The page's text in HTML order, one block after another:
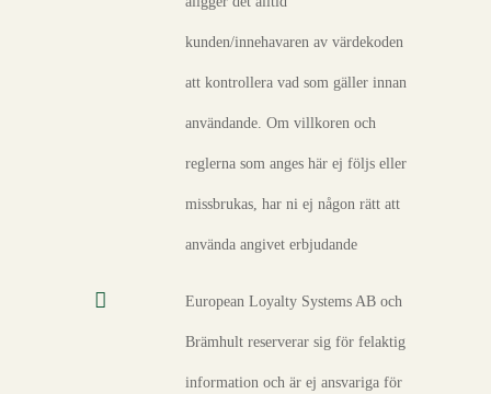
kunden/innehavaren av värdekoden
att kontrollera vad som gäller innan
användande. Om villkoren och
reglerna som anges här ej följs eller
missbrukas, har ni ej någon rätt att
använda angivet erbjudande
European Loyalty Systems AB och
Brämhult reserverar sig för felaktig
information och är ej ansvariga för